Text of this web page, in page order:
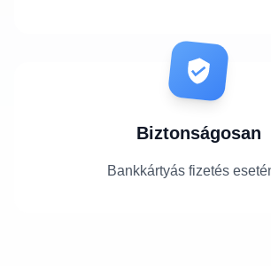
Biztonságosan
Bankkártyás fizetés